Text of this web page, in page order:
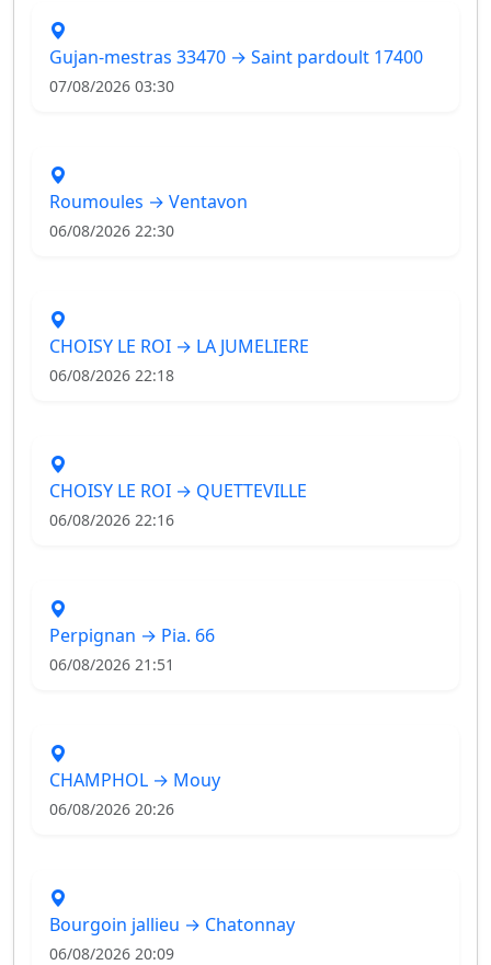
Gujan-mestras 33470 → Saint pardoult 17400
07/08/2026 03:30
Roumoules → Ventavon
06/08/2026 22:30
CHOISY LE ROI → LA JUMELIERE
06/08/2026 22:18
CHOISY LE ROI → QUETTEVILLE
06/08/2026 22:16
Perpignan → Pia. 66
06/08/2026 21:51
CHAMPHOL → Mouy
06/08/2026 20:26
Bourgoin jallieu → Chatonnay
06/08/2026 20:09